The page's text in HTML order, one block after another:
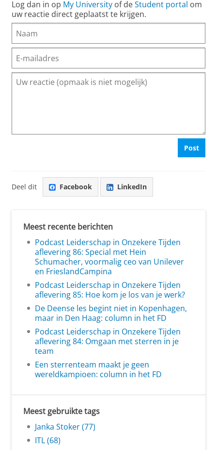
Log dan in op My University of deStudent portal om
uw reactie direct geplaatst te krijgen.
Post
Deel dit Facebook LinkedIn
Meest recente berichten
Podcast Leiderschap in Onzekere Tijden
aflevering 86: Special met Hein
Schumacher, voormalig ceo van Unilever
en FrieslandCampina
Podcast Leiderschap in Onzekere Tijden
aflevering 85: Hoe kom je los van je werk?
De Deense les begint niet in Kopenhagen,
maar in Den Haag: column in het FD
Podcast Leiderschap in Onzekere Tijden
aflevering 84: Omgaan met sterren in je
team
Een sterrenteam maakt je geen
wereldkampioen: column in het FD
Meest gebruikte tags
Janka Stoker (77)
ITL (68)